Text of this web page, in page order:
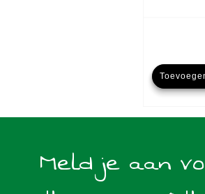
Meld je aan